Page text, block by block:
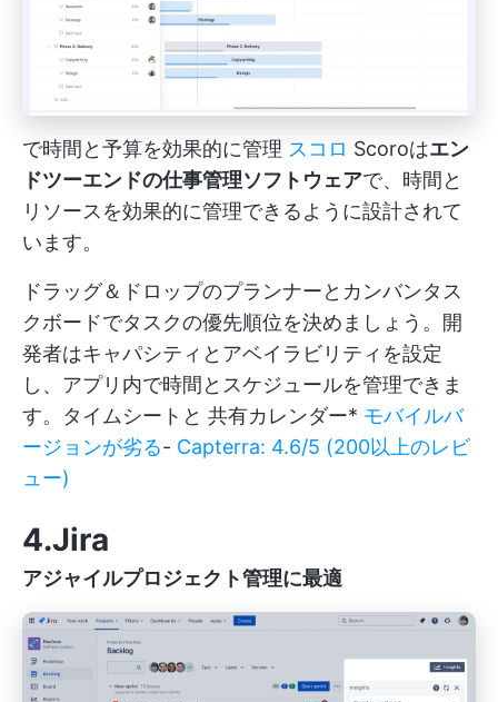
で時間と予算を効果的に管理 スコロ Scoroはエン
ドツーエンドの仕事管理ソフトウェアで、時間と
リソースを効果的に管理できるように設計されて
います。
ドラッグ＆ドロップのプランナーとカンバンタス
クボードでタスクの優先順位を決めましょう。開
発者はキャパシティとアベイラビリティを設定
し、アプリ内で時間とスケジュールを管理できま
す。タイムシートと 共有カレンダー* モバイルバ
ージョンが劣る- Capterra: 4.6/5 (200以上のレビ
ュー)
4.Jira
アジャイルプロジェクト管理に最適